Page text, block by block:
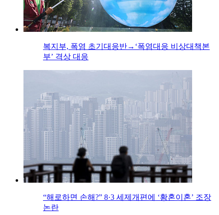
복지부, 폭염 초기대응반→‘폭염대응 비상대책본
부’ 격상 대응
“해로하면 손해?” 8·3 세제개편에 ‘황혼이혼’ 조장
논란